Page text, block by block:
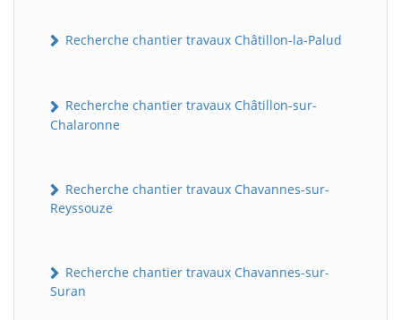
Recherche chantier travaux Châtillon-la-Palud
Recherche chantier travaux Châtillon-sur-
Chalaronne
Recherche chantier travaux Chavannes-sur-
Reyssouze
Recherche chantier travaux Chavannes-sur-
Suran